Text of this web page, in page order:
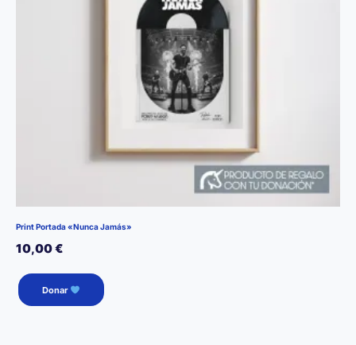
Print Portada «Nunca Jamás»
10,00€
Donar